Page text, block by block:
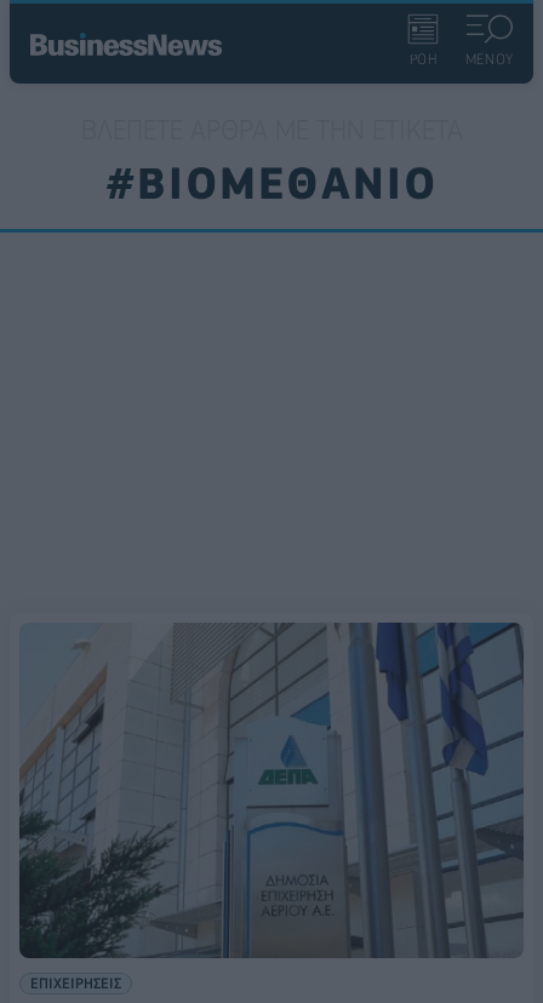
ΡΟΗ ΜΕΝΟΥ
#ΒΙΟΜΕΘΑΝΙΟ
ΕΠΙΧΕΙΡΗΣΕΙΣ